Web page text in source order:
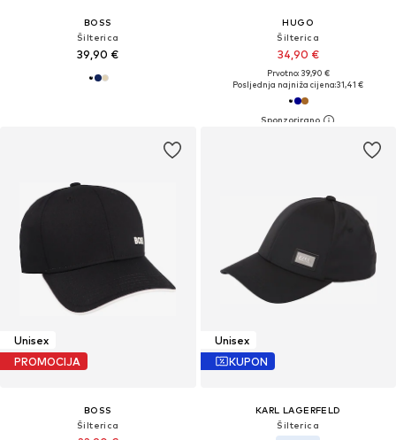
BOSS
Šilterica
39,90 €
HUGO
Šilterica
34,90 €
Prvotno: 39,90 €
Posljednja najniža cijena:31,41 €
Unisex
PROMOCIJA
BOSS
Šilterica
Unisex
KUPON
KARL LAGERFELD
Šilterica